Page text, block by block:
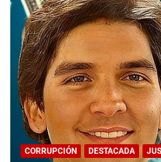
CORRUPCIÓN DESTACADA